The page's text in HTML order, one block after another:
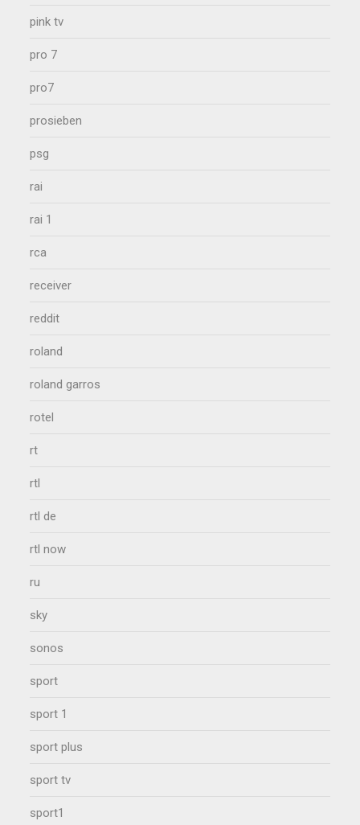
pink tv
pro 7
pro7
prosieben
psg
rai
rai 1
rca
receiver
reddit
roland
roland garros
rotel
rt
rtl
rtl de
rtl now
ru
sky
sonos
sport
sport 1
sport plus
sport tv
sport1